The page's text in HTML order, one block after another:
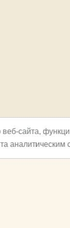
сайта,
аналитическим